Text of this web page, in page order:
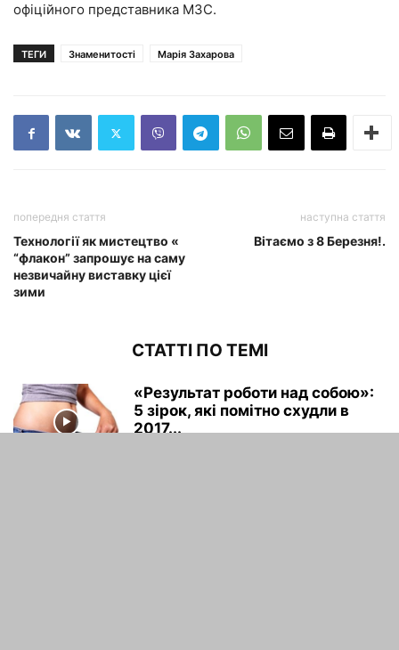
офіційного представника МЗС.
ТЕГИ Знаменитості Марія Захарова
попередня стаття
Технології як мистецтво «
“флакон” запрошує на саму
незвичайну виставку цієї
зими
наступна стаття
Вітаємо з 8 Березня!.
СТАТТІ ПО ТЕМІ
«Результат роботи над собою»:
5 зірок, які помітно схудли в
2017...